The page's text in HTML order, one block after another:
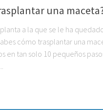
una
planta a la que se le ha
cómo trasplantar una
en tan solo 10 pequeños